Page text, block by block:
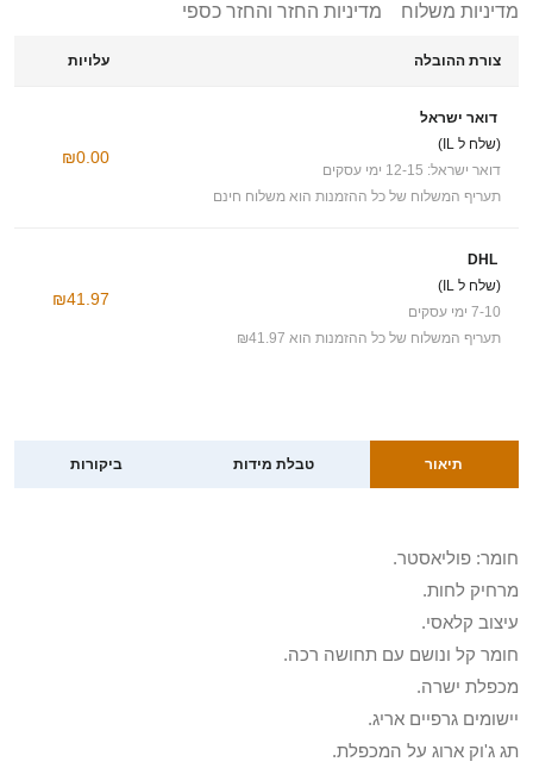
מדיניות משלוח מדיניות החזר והחזר כספי
צורת ההובלה עלויות
דואר ישראל
(שלח ל IL)
דואר ישראל: 12-15 ימי עסקים
תעריף המשלוח של כל ההזמנות הוא משלוח חינם
₪0.00
DHL
(שלח ל IL)
7-10 ימי עסקים
תעריף המשלוח של כל ההזמנות הוא ₪41.97
₪41.97
תיאור טבלת מידות ביקורות
חומר: פוליאסטר.
מרחיק לחות.
עיצוב קלאסי.
חומר קל ונושם עם תחושה רכה.
מכפלת ישרה.
יישומים גרפיים אריג.
תג ג'וק ארוג על המכפלת.